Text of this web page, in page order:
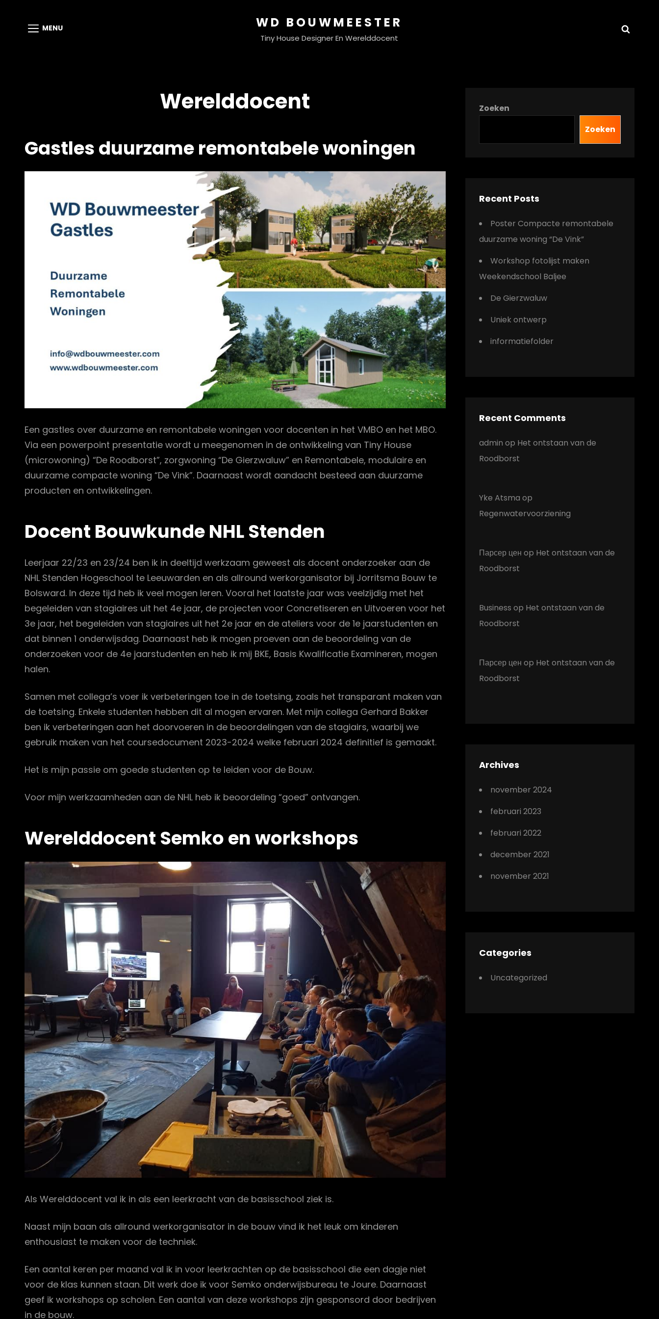
MENU WD BOUWMEESTER
Tiny House Designer En Werelddocent
Werelddocent
Gastles duurzame remontabele woningen
Een gastles over duurzame en remontabele woningen voor docenten in het VMBO en het MBO.
Via een powerpoint presentatie wordt u meegenomen in de ontwikkeling van Tiny House
(microwoning) “De Roodborst”, zorgwoning “De Gierzwaluw” en Remontabele, modulaire en
duurzame compacte woning “De Vink”. Daarnaast wordt aandacht besteed aan duurzame
producten en ontwikkelingen.
Docent Bouwkunde NHL Stenden
Leerjaar 22/23 en 23/24 ben ik in deeltijd werkzaam geweest als docent onderzoeker aan de
NHL Stenden Hogeschool te Leeuwarden en als allround werkorganisator bij Jorritsma Bouw te
Bolsward. In deze tijd heb ik veel mogen leren. Vooral het laatste jaar was veelzijdig met het
begeleiden van stagiaires uit het 4e jaar, de projecten voor Concretiseren en Uitvoeren voor het
3e jaar, het begeleiden van stagiaires uit het 2e jaar en de ateliers voor de 1e jaarstudenten en
dat binnen 1 onderwijsdag. Daarnaast heb ik mogen proeven aan de beoordeling van de
onderzoeken voor de 4e jaarstudenten en heb ik mij BKE, Basis Kwalificatie Examineren, mogen
halen.
Samen met collega’s voer ik verbeteringen toe in de toetsing, zoals het transparant maken van
de toetsing. Enkele studenten hebben dit al mogen ervaren. Met mijn collega Gerhard Bakker
ben ik verbeteringen aan het doorvoeren in de beoordelingen van de stagiairs, waarbij we
gebruik maken van het coursedocument 2023-2024 welke februari 2024 definitief is gemaakt.
Het is mijn passie om goede studenten op te leiden voor de Bouw.
Voor mijn werkzaamheden aan de NHL heb ik beoordeling “goed” ontvangen.
Werelddocent Semkoen workshops
Als Werelddocent val ik in als een leerkracht van de basisschool ziek is.
Naast mijn baan als allround werkorganisator in de bouw vind ik het leuk om kinderen
enthousiast te maken voor de techniek.
Een aantal keren per maand val ik in voor leerkrachten op de basisschool die een dagje niet
voor de klas kunnen staan. Dit werk doe ik voor Semko onderwijsbureau te Joure. Daarnaast
geef ik workshops op scholen. Een aantal van deze workshops zijn gesponsord door bedrijven
in de bouw.
Zoeken
Zoeken
Recent Posts
Poster Compacte remontabele
duurzame woning “De Vink”
Workshop fotolijst maken
Weekendschool Baljee
De Gierzwaluw
Uniek ontwerp
informatiefolder
Recent Comments
admin op Het ontstaan van de
Roodborst
Yke Atsma op
Regenwatervoorziening
Парсер цен op Het ontstaan van de
Roodborst
Business op Het ontstaan van de
Roodborst
Парсер цен op Het ontstaan van de
Roodborst
Archives
november 2024
februari 2023
februari 2022
december 2021
november 2021
Categories
Uncategorized